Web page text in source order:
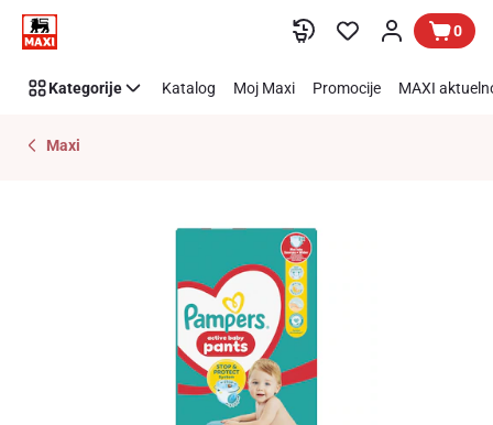
Preskoči link 0
Kategorije Katalog Moj Maxi Promocije MAXI
Maxi